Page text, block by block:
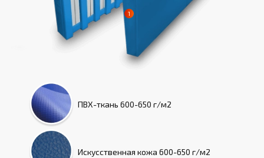
ПВХ-ткань 600-650 г/м2
Искусcтвенная кожа 600-650 г/м2